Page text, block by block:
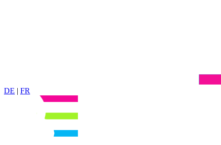
DE | FR